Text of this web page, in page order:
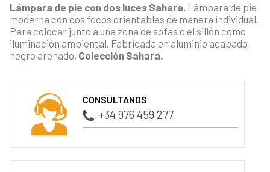
Lámpara de pie con dos luces Sahara. Lámpara de pie
moderna con dos focos orientables de manera individual.
Para colocar junto a una zona de sofás o el sillón como
iluminación ambiental. Fabricada en aluminio acabado
negro arenado. Colección Sahara.
CONSÚLTANOS
+34 976 459 277